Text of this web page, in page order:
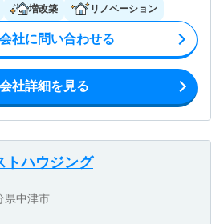
増改築 リノベーション
社に問い合わせる
会社詳細を見る
トハウジング
県中津市